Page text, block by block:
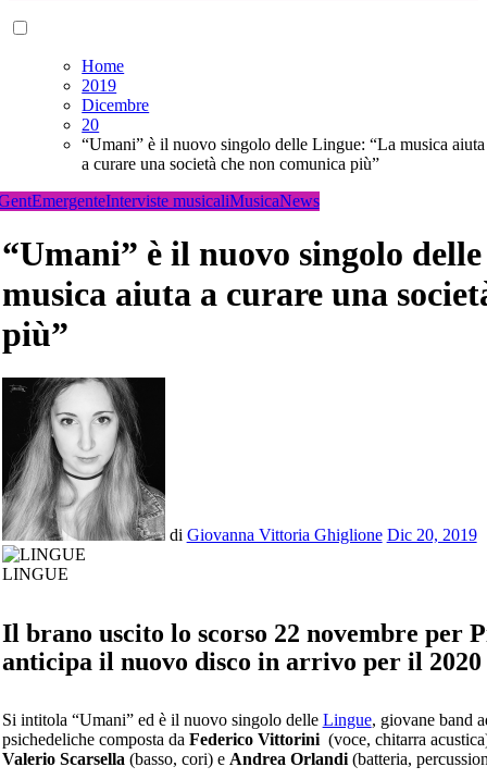
Home
2019
Dicembre
20
“Umani” è il nuovo singolo delle Lingue: “La musica aiuta
a curare una società che non comunica più”
Interviste musicaliMusicaNews
“Umani” è il nuovo singolo
musica aiuta a curare una
più”
di Giovanna Vittoria Ghiglione Dic 20, 2019
LINGUE
Il brano uscito lo scorso 22 novembre per
anticipa il nuovo disco in arrivo per il 2020
Si intitola “Umani” ed è il nuovo singolo delle Lingue, giovane band
psichedeliche composta da Federico Vittorini(voce, chitarra
Valerio Scarsella (basso, cori) e Andrea Orlandi(batteria,